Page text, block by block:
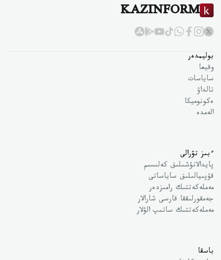
KAZINFORM
بوليمدەر
وقيعا
ساياسات
تالداۋ
ەكونوميكا
الەمدە
ءبىز تۋرالى
پايدالانۋشىلىق كەلىسىم
قۇپىيالىلىق ساياساتى
مەملەكەتتىك رامىزدەر
جەمقورلىققا قارسى شارالار
مەملەكەتتىك ساتىپ الۋلار
باسقا